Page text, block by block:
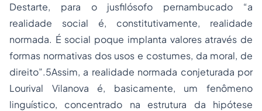
Destarte, para o jusfilósofo pernambucado “a
realidade social é, constitutivamente, realidade
normada. É social poque implanta valores através de
formas normativas dos usos e costumes, da moral, de
direito”.5Assim, a realidade normada conjeturada por
Lourival Vilanova é, basicamente, um fenômeno
linguístico, concentrado na estrutura da hipótese